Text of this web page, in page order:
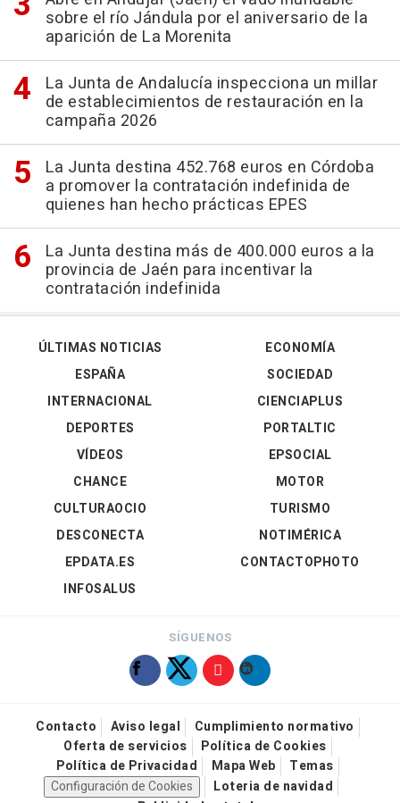
sobre el río Jándula por el aniversario de la
aparición de La Morenita
La Junta de Andalucía inspecciona un millar
de establecimientos de restauración en la
campaña 2026
La Junta destina 452.768 euros en Córdoba
a promover la contratación indefinida de
quienes han hecho prácticas EPES
La Junta destina más de 400.000 euros a la
provincia de Jaén para incentivar la
contratación indefinida
ÚLTIMAS NOTICIAS
ESPAÑA
INTERNACIONAL
DEPORTES
VÍDEOS
ECONOMÍA
SOCIEDAD
CIENCIAPLUS
PORTALTIC
EPSOCIAL
CHANCE
CULTURAOCIO
DESCONECTA
EPDATA.ES
INFOSALUS
MOTOR
TURISMO
NOTIMÉRICA
CONTACTOPHOTO
SÍGUENOS
Contacto Aviso legal
Cumplimiento normativo
Oferta de servicios
Política de Cookies
Política de Privacidad
Mapa Web
Temas
Configuración de Cookies
Loteria de navidad